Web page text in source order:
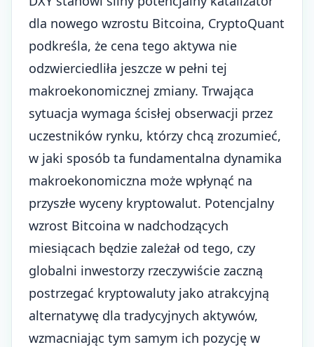
dla nowego wzrostu Bitcoina, CryptoQuant
podkreśla, że cena tego aktywa nie
odzwierciedliła jeszcze w pełni tej
makroekonomicznej zmiany. Trwająca
sytuacja wymaga ścisłej obserwacji przez
uczestników rynku, którzy chcą zrozumieć,
w jaki sposób ta fundamentalna dynamika
makroekonomiczna może wpłynąć na
przyszłe wyceny kryptowalut. Potencjalny
wzrost Bitcoina w nadchodzących
miesiącach będzie zależał od tego, czy
globalni inwestorzy rzeczywiście zaczną
postrzegać kryptowaluty jako atrakcyjną
alternatywę dla tradycyjnych aktywów,
wzmacniając tym samym ich pozycję w